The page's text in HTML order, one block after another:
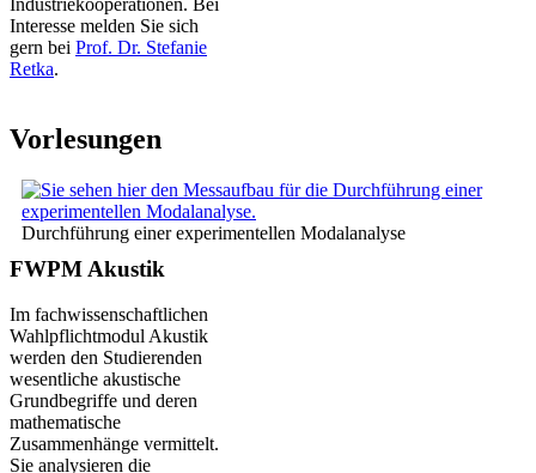
Interesse melden Sie sich
gern bei Prof. Dr. Stefanie
Retka.
Vorlesungen
Durchführung einer experimentellen Modalanalyse
FWPM Akustik
Im fachwissenschaftlichen
Wahlpflichtmodul Akustik
werden den Studierenden
wesentliche akustische
Grundbegriffe und deren
mathematische
Zusammenhänge vermittelt.
Sie analysieren die